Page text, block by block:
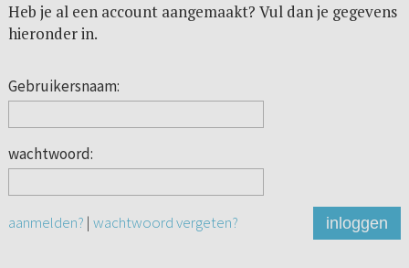
Heb je al een account aangemaakt? Vul dan je gegevens
hieronder in.
Gebruikersnaam:
wachtwoord:
aanmelden? | wachtwoord vergeten? inloggen